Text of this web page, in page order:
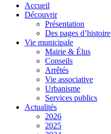
Accueil
Découvrir
Présentation
Des pages d’histoire
Vie municipale
Mairie & Élus
Conseils
Arrêtés
Vie associative
Urbanisme
Services publics
Actualités
2026
2025